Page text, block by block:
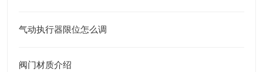
气动执行器限位怎么调
阀门材质介绍